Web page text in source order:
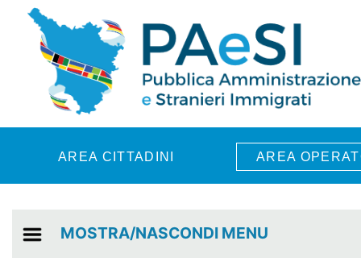
Skip to main content
AREA CITTADINI AREA
MOSTRA/NASCONDI MENU